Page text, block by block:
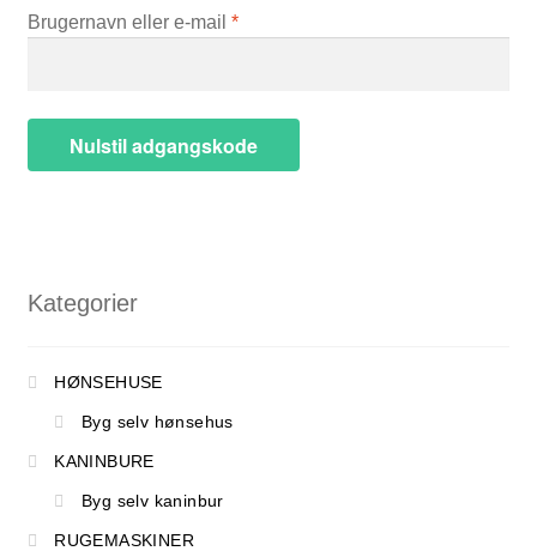
Brugernavn eller e-mail *Påkrævet
Nulstil adgangskode
Kategorier
HØNSEHUSE
Byg selv hønsehus
KANINBURE
Byg selv kaninbur
RUGEMASKINER